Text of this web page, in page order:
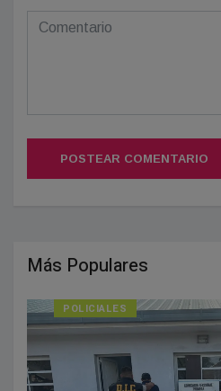
POSTEAR COMENTARIO
Más Populares
POLICIALES